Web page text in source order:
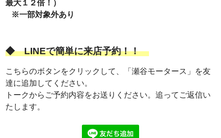
最大１２倍！）
※一部対象外あり
◆LINEで簡単に来店予約！！
こちらのボタンをクリックして、「瀬谷モータース」を友
達に追加してください。
トークからご予約内容をお送りください。追ってご返信い
たします。